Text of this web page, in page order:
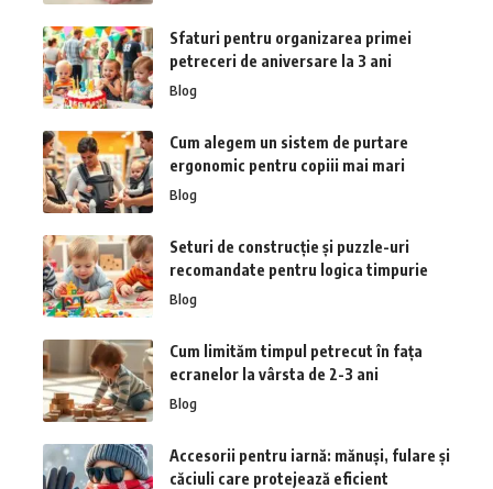
Sfaturi pentru organizarea primei
petreceri de aniversare la 3 ani
Blog
Cum alegem un sistem de purtare
ergonomic pentru copiii mai mari
Blog
Seturi de construcție și puzzle-uri
recomandate pentru logica timpurie
Blog
Cum limităm timpul petrecut în fața
ecranelor la vârsta de 2-3 ani
Blog
Accesorii pentru iarnă: mănuși, fulare și
căciuli care protejează eficient